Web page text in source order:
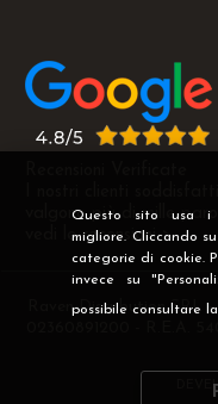
Questo sito usa i
migliore. Cliccando
categorie di cookie.
invece su
possibile consultare
valgono più di mille
vedi le recensioni >
Raven Distribution SRL